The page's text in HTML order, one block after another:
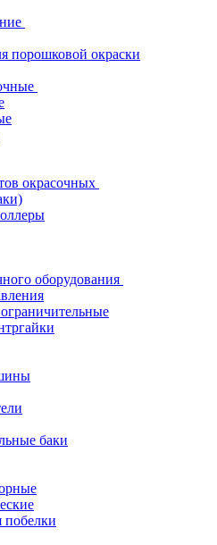
порошковой окраски
окрасочных
оборудования
баки
побелки